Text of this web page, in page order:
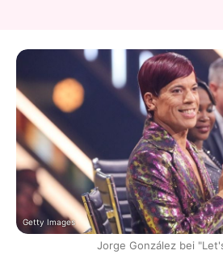
Getty Images
Jorge González bei